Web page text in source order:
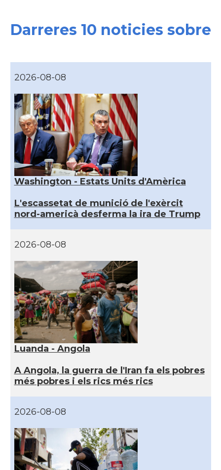
Darreres 10 noticies sobre
2026-08-08
Washington - Estats Units d'Amèrica
L'escassetat de munició de l'exèrcit
nord-americà desferma la ira de Trump
2026-08-08
Luanda - Angola
A Angola, la guerra de l'Iran fa els pobres
més pobres i els rics més rics
2026-08-08